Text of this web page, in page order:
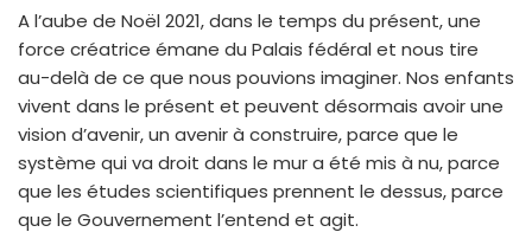
A l’aube de Noël 2021, dans le temps du présent, une
force créatrice émane du Palais fédéral et nous tire
au-delà de ce que nous pouvions imaginer. Nos enfants
vivent dans le présent et peuvent désormais avoir une
vision d’avenir, un avenir à construire, parce que le
système qui va droit dans le mur a été mis à nu, parce
que les études scientifiques prennent le dessus, parce
que le Gouvernement l’entend et agit.